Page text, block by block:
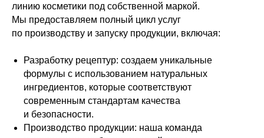
линию косметики под собственной маркой.
Мы предоставляем полный цикл услуг
по производству и запуску продукции, включая:
Разработку рецептур: создаем уникальные
формулы с использованием натуральных
ингредиентов, которые соответствуют
современным стандартам качества
и безопасности.
Производство продукции: наша команда